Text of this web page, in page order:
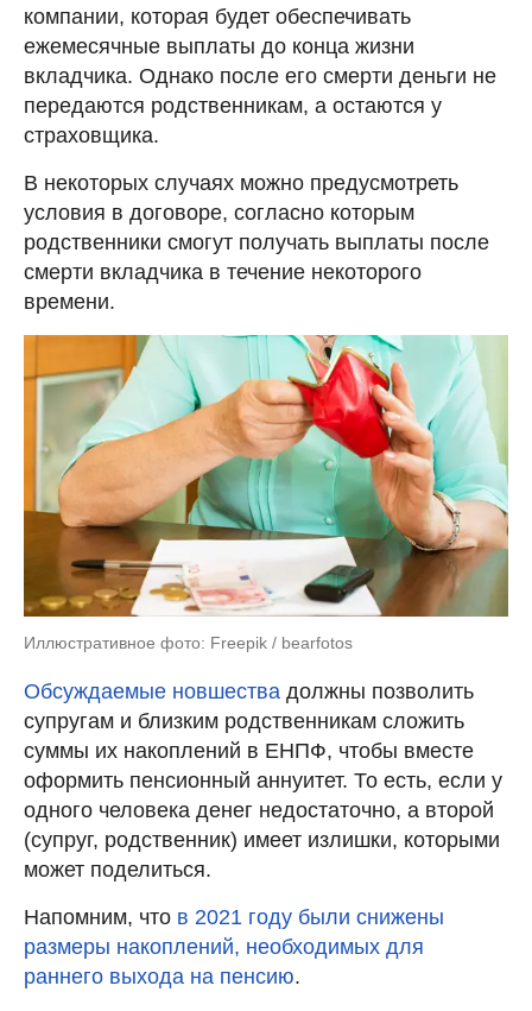
компании, которая будет обеспечивать
ежемесячные выплаты до конца жизни
вкладчика. Однако после его смерти деньги не
передаются родственникам, а остаются у
страховщика.
В некоторых случаях можно предусмотреть
условия в договоре, согласно которым
родственники смогут получать выплаты после
смерти вкладчика в течение некоторого
времени.
Иллюстративное фото: Freepik / bearfotos
Обсуждаемые новшества должны позволить
супругам и близким родственникам сложить
суммы их накоплений в ЕНПФ, чтобы вместе
оформить пенсионный аннуитет. То есть, если у
одного человека денег недостаточно, а второй
(супруг, родственник) имеет излишки, которыми
может поделиться.
Напомним, что в 2021 году были снижены
размеры накоплений, необходимых для
раннего выхода на пенсию.